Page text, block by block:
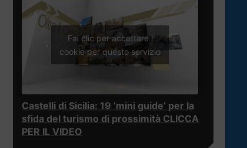
Fai clic per accettare i
cookie per questo servizio
Castelli di Sicilia: 19 ‘mini guide’ per la
sfida del turismo di prossimità CLICCA
PER IL VIDEO